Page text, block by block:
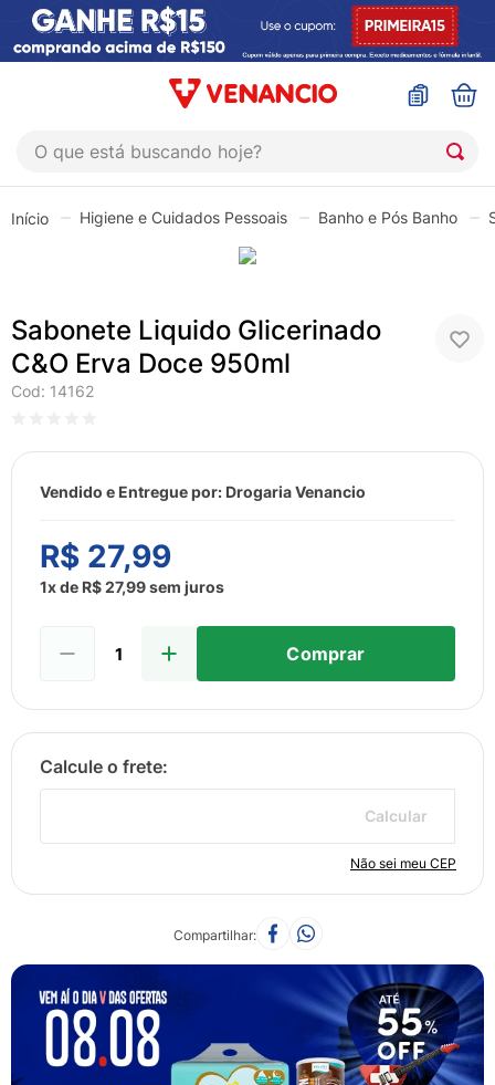
O que está buscando hoje?
Higiene e Cuidados Pessoais Banho e Pós Banho
Sabonete Liquido Glicerinado
C&O Erva Doce 950ml
Cod: 14162
Vendido e Entregue por: Drogaria Venancio
R$ 27,99
1x de R$27,99sem juros
Comprar
Não sei meu CEP
Calcular
Compartilhar
º
coristina
4º
admuc
8º
esmalte
fralda